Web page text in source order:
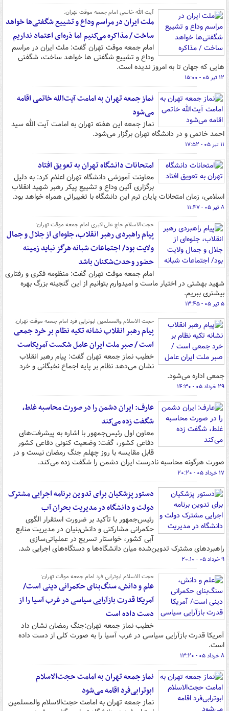
آیت الله خاتمی امام جمعه موقت تهران:
ملت ایران در مراسم وداع و تشییع شگفتی‌ها خواهد
ساخت / مذاکره می‌کنیم اما ذره‌ای اعتماد نداریم
امام جمعه موقت تهران گفت: ملت ایران در مراسم
وداع و تشییع شگفتی ها خواهد ساخت، شگفتی
هایی که جهان تا به امروز ندیده است.
۱۲ تیر ۰۵ - ۱۵:۰۰
نماز جمعه تهران به امامت آیت‌الله خاتمی اقامه
می‌شود
نماز جمعه این هفته تهران به امامت آیت الله سید
احمد خاتمی و در دانشگاه تهران برگزار می‌شود.
۱۱ تیر ۰۵ - ۱۷:۵۲
امتحانات دانشگاه تهران به تعویق افتاد
معاونت آموزشی دانشگاه تهران اعلام کرد: به دلیل
برگزاری آئین وداع و تشییع پیکر رهبر شهید انقلاب
اسلامی، زمان امتحانات پایان ترم این دانشگاه با تغییراتی همراه خواهد بود.
۸ تیر ۰۵ - ۱۱:۴۷
حجت‌الاسلام حاج علی‌اکبری امام جمعه موقت تهران:
پیام راهبردی رهبر انقلاب، جلوه‌ای از جلال و جمال
ولایت بود/ اجتماعات شبانه هرگز نباید زمینه
حضور وحدت‌شکنان باشد
امام جمعه موقت تهران گفت: منظومه فکری و رفتاری
شهید بهشتی در اختیار ماست و امیدوارم بتوانیم از این گنجینه بزرگ بهره
بیشتری ببریم.
۵ تیر ۰۵ - ۱۳:۴۵
حجت الاسلام والمسلمین ابوترابی فرد امام جمعه موقت تهران:
پیام رهبر انقلاب نشانه تکیه نظام بر خرد جمعی
است / صبر ملت ایران عامل شکست آمریکاست
خطیب نماز جمعه تهران گفت: پیام رهبر انقلاب
نشان می‌دهد نظام بر پایه اجماع نخبگانی و خرد
جمعی اداره می‌شود.
۲۹ خرداد ۰۵ - ۱۴:۳۰
عارف: ایران دشمن را در صورت محاسبه غلط،
شگفت زده می‌کند
معاون اول رئیس‌جمهور با اشاره به پیشرفت‌های
دفاعی کشور، گفت: وضعیت کنونی دفاعی کشور
قابل مقایسه با روز چهلم جنگ رمضان نیست و در
صورت هرگونه محاسبه نادرست ایران دشمن را شگفت زده می‌کند.
۱۷ خرداد ۰۵ - ۲۰:۲۰
دستور پزشکیان برای تدوین برنامه اجرایی مشترک
دولت و دانشگاه در مدیریت بحران آب
رئیس‌جمهور با تأکید بر ضرورت استقرار الگوی
حکمرانی مشارکتی و دانش‌بنیان در مدیریت منابع
آبی کشور، خواستار تسریع در عملیاتی‌سازی
راهبردهای مشترک تدوین‌شده میان دانشگاه‌ها و دستگاه‌های اجرایی شد.
۹ خرداد ۰۵ - ۲۰:۱۰
حجت الاسلام ابوترابی فرد امام جمعه موقت تهران:
علم و دانش، سنگ‌بنای حکمرانی دینی است/
آمریکا قدرت بازآرایی سیاسی در غرب آسیا را از
دست داده است
خطیب نماز جمعه تهران:جنگ رمضان نشان داد
آمریکا قدرت بازآرایی سیاسی در غرب آسیا را به صورت کلی از دست داده
است.
۸ خرداد ۰۵ - ۱۳:۲۰
نماز جمعه تهران به امامت حجت‌الاسلام
ابوترابی‌فرد اقامه می‌شود
نماز جمعه تهران به امامت حجت‌الاسلام والمسلمین